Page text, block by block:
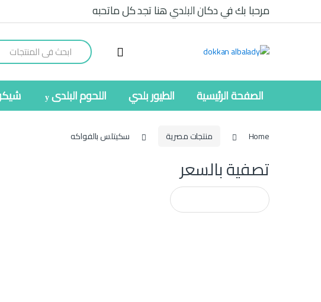
to
to
مرحبا بك في دكان البلدي هنا تجد كل ماتحبه
Search
for:
الصفحة الرئيسية الطيور بلدي اللحوم البلدى
Home منتجات مصرية سكيتلس بالفواكه
تصفية بالسعر